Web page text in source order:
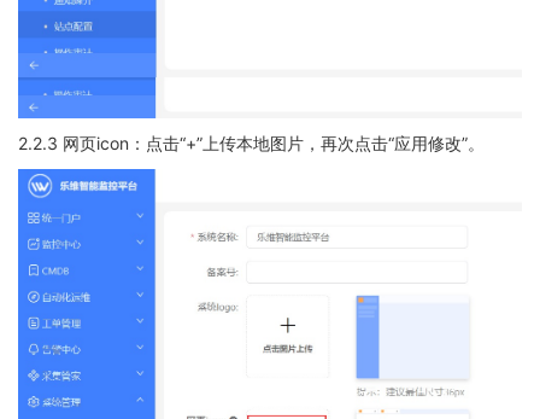
2.2.3 网页icon：点击“+”上传本地图片，再次点击“应用修改”。